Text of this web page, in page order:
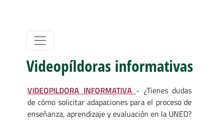
Videopíldoras informativas
VIDEOPILDORA INFORMATIVA - ¿Tienes dudas
de cómo solicitar adapaciones para el proceso de
enseñanza, aprendizaje y evaluación en la UNED?